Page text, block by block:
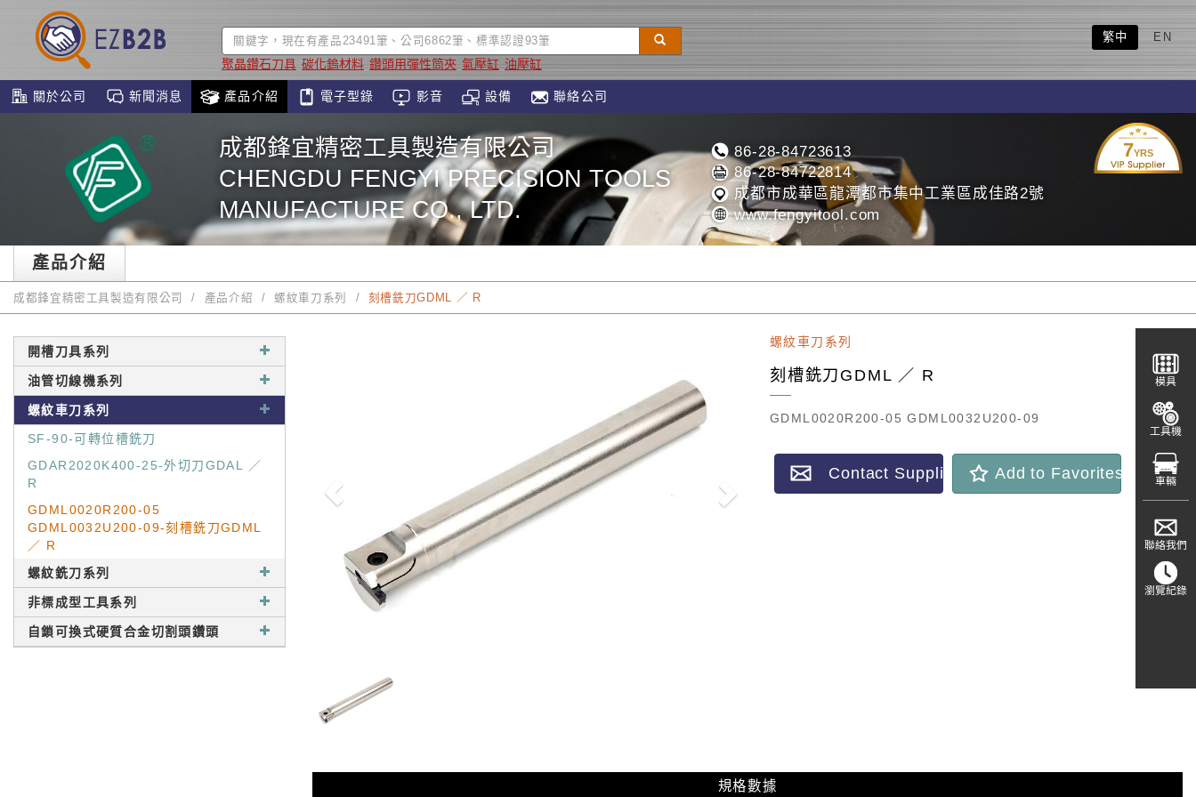
聚晶鑽石刀具 碳化鎢材料 鑽頭用彈性筒夾 氣壓缸 油壓缸
繁中 EN
關於公司 新聞消息 產品介紹 電子型錄 影音 設備 聯絡公司
7YRS
成都鋒宜精密工具製造有限公司
CHENGDU FENGYI PRECISION TOOLS
MANUFACTURE CO., LTD.
86-28-84723613
86-28-84722814
成都市成華區龍潭都市集中工業區成佳路2號
www.fengyitool.com
產品介紹
成都鋒宜精密工具製造有限公司 產品介紹 螺紋車刀系列 刻槽銑刀GDML ／ R
開槽刀具系列
油管切線機系列
螺紋車刀系列
SF-90-可轉位槽銑刀
GDAR2020K400-25-外切刀GDAL ／
R
GDML0020R200-05
GDML0032U200-09-刻槽銑刀GDML
／ R
螺紋銑刀系列
非標成型工具系列
自鎖可換式硬質合金切割頭鑽頭
螺紋車刀系列
刻槽銑刀GDML ／ R
GDML0020R200-05 GDML0032U200-09
Contact Supplier Add to Favorites
規格數據
模具
工具機
車輛
聯絡我們
瀏覽紀錄